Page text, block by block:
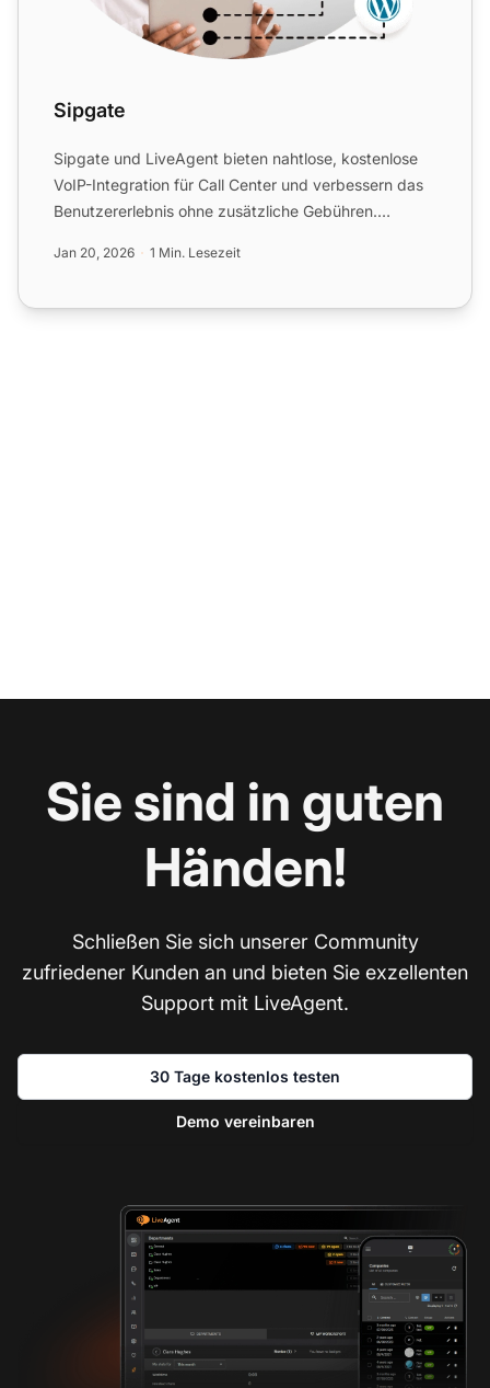
Sipgate
Sipgate und LiveAgent bieten nahtlose, kostenlose
VoIP-Integration für Call Center und verbessern das
Benutzererlebnis ohne zusätzliche Gebühren.
Jan 20, 2026 1 Min. Lesezeit
Sie sind in guten
Händen!
Schließen Sie sich unserer Community
zufriedener Kunden an und bieten Sie exzellenten
Support mit LiveAgent.
30 Tage kostenlos testen
Demo vereinbaren